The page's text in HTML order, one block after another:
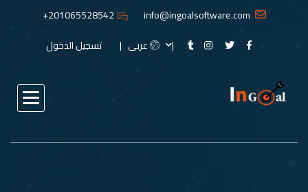
201065528542+
عربى
تسجيل الدخول